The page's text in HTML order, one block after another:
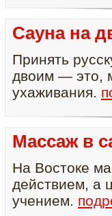
Сауна на
Принять
двоим — это,
ухаживания.
Массаж в
На Востоке
действием, а
учением.